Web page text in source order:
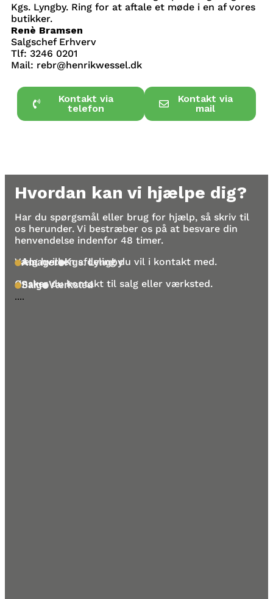
Kgs. Lyngby. Ring for at aftale et møde i en af vores
butikker.
Renè Bramsen
Salgschef Erhverv
Tlf: 3246 0201
Mail: rebr@henrikwessel.dk
Kontakt via
mail
Kontakt via
telefon
Hvordan kan vi hjælpe dig?
Har du spørgsmål eller brug for hjælp, så skriv til
os herunder. Vi bestræber os på at besvare din
henvendelse indenfor 48 timer.
Vælg hvilken afdeling du vil i kontakt med.
Amager Kgs. Lyngby
Ønsker du kontakt til salg eller værksted.
Salg Værksted
....